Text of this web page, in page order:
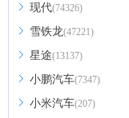
现代(74326)
雪铁龙(47221)
星途(13137)
小鹏汽车(7347)
小米汽车(207)